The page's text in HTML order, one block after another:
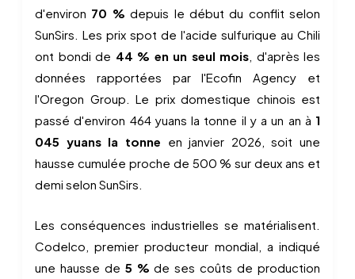
d'environ 70 % depuis le début du conflit selon
SunSirs. Les prix spot de l'acide sulfurique au Chili
ont bondi de 44 % en un seul mois, d'après les
données rapportées par l'Ecofin Agency et
l'Oregon Group. Le prix domestique chinois est
passé d'environ 464 yuans la tonne il y a un an à 1
045 yuans la tonne en janvier 2026, soit une
hausse cumulée proche de 500 % sur deux ans et
demi selon SunSirs.
Les conséquences industrielles se matérialisent.
Codelco, premier producteur mondial, a indiqué
une hausse de 5 % de ses coûts de production